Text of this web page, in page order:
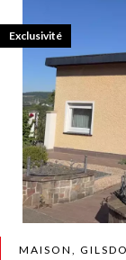
MAISON,
Exclusivité